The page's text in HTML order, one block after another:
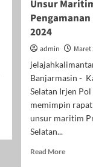
Unsur
2024
admin
Maret
Banjarmasin -
Selatan Irjen
memimpin
unsur maritim
Selatan...
Read MoreRead